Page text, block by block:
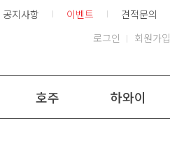
공지사항 견적문의
로그인
회원가입
호주 하와이